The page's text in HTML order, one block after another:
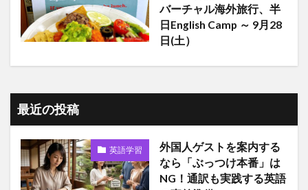
バーチャル海外旅行、半
日English Camp ～ 9月28
日(土）
最近の投稿
英語学習
外国人ゲストを案内する
なら「ぶっつけ本番」は
NG！通訳も実践する英語